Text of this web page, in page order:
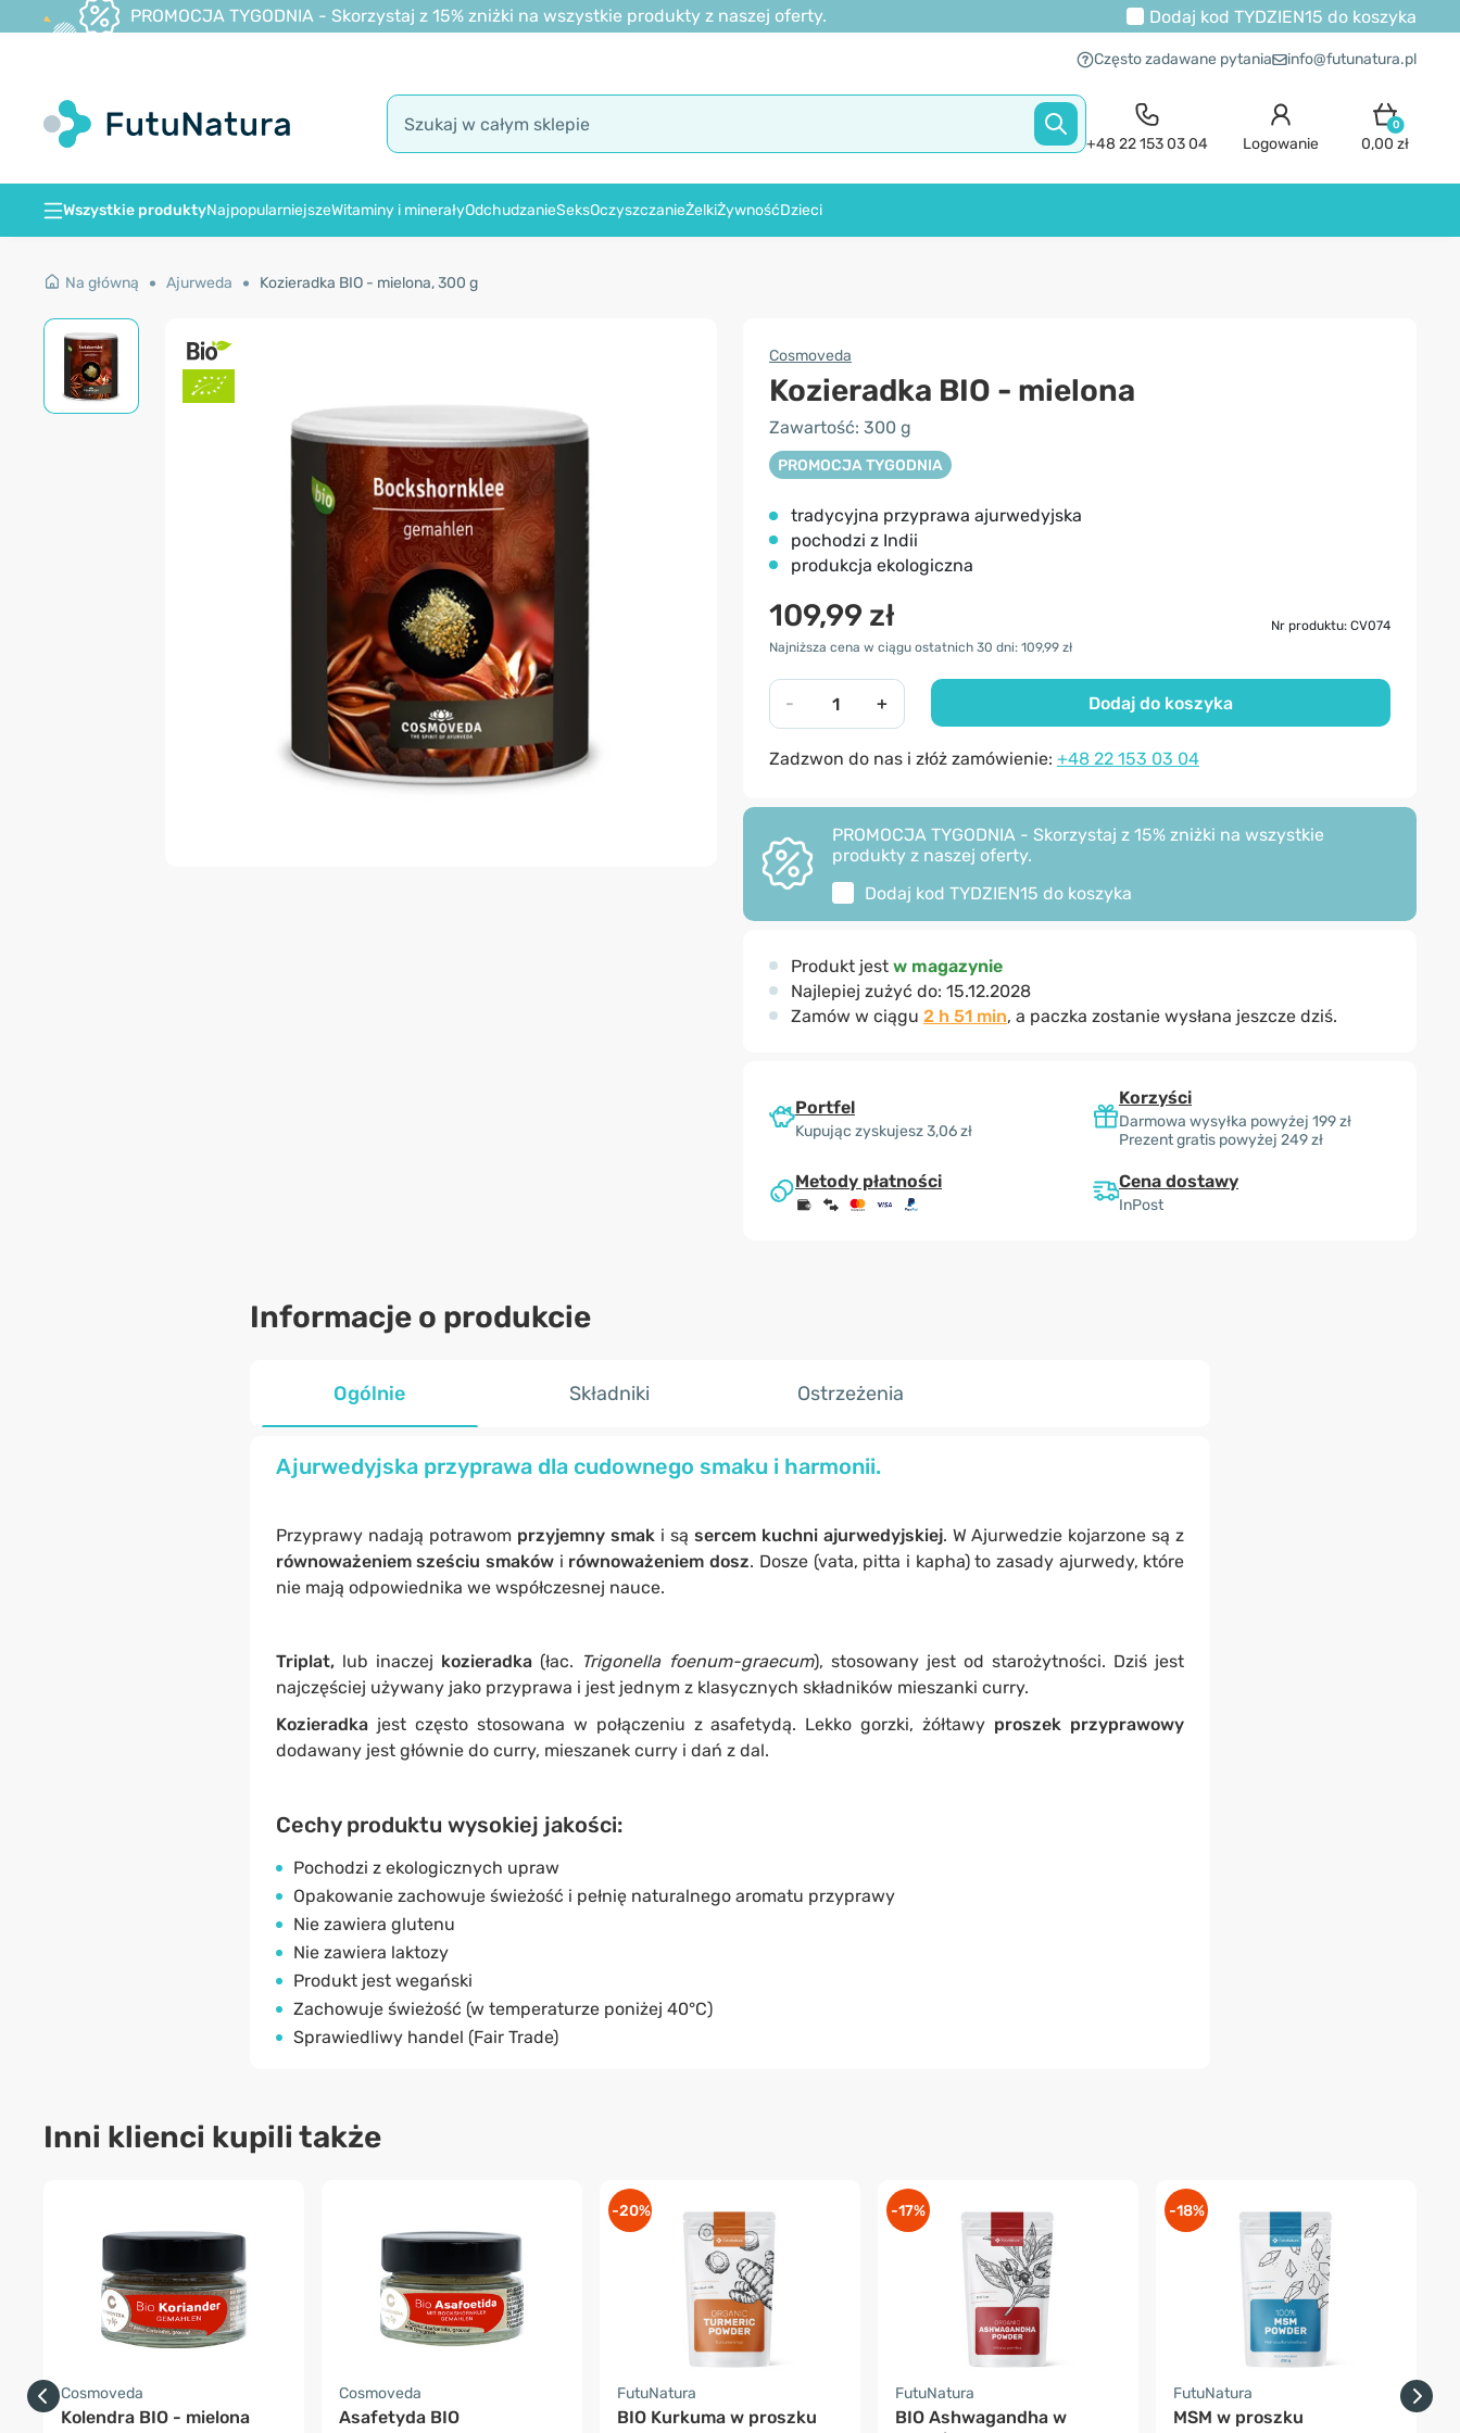
PROMOCJA TYGODNIA - Skorzystaj z 15% zniżki na wszystkie produkty z naszej oferty. Dodaj kod TYDZIEN15 do koszyka
Często zadawane pytania info@futunatura.pl
+48 22 153 03 04 Logowanie
0
0,00 zł
Wszystkie produktyNajpopularniejszeWitaminy i minerałyOdchudzanieSeksOczyszczanieŻelkiŻywnośćDzieci
Na główną Ajurweda Kozieradka BIO - mielona, 300 g
Cosmoveda
Kozieradka BIO - mielona
Zawartość: 300 g
PROMOCJA TYGODNIA
tradycyjna przyprawa ajurwedyjska
pochodzi z Indii
produkcja ekologiczna
109,99 zł
Nr produktu: CV074
Najniższa cena w ciągu ostatnich 30 dni: 109,99 zł
- + Dodaj do koszyka
Zadzwon do nas i złóż zamówienie: +48 22 153 03 04
PROMOCJA TYGODNIA - Skorzystaj z 15% zniżki na wszystkie
produkty z naszej oferty.
Dodaj kod TYDZIEN15 do koszyka
Produkt jest w magazynie
Najlepiej zużyć do: 15.12.2028
Zamów w ciągu 2 h 51 min, a paczka zostanie wysłana jeszcze dziś.
Portfel
Kupując zyskujesz 3,06 zł
Korzyści
Darmowa wysyłka powyżej 199 zł
Prezent gratis powyżej 249 zł
Metody płatności Cena dostawy
InPost
Informacje o produkcie
Ogólnie Składniki Ostrzeżenia
Ajurwedyjska przyprawa dla cudownego smaku i harmonii.
Przyprawy nadają potrawom przyjemny smaki są sercem kuchni ajurwedyjskiej. W Ajurwedzie kojarzone są z
równoważeniem sześciu smaków i równoważeniem dosz. Dosze (vata, pitta i kapha) to zasady ajurwedy, które
nie mają odpowiednika we współczesnej nauce.
Triplat, lub inaczej kozieradka (łac. Trigonella foenum-graecum), stosowany jest od starożytności. Dziś jest
najczęściej używany jako przyprawa i jest jednym z klasycznych składników mieszanki curry.
Kozieradkajest często stosowana w połączeniu z asafetydą. Lekko gorzki, żółtawy proszek przyprawowy
dodawany jest głównie do curry, mieszanek curry i dań z dal.
Cechy produktu wysokiej jakości:
Pochodzi z ekologicznych upraw
Opakowanie zachowuje świeżość i pełnię naturalnego aromatu przyprawy
Nie zawiera glutenu
Nie zawiera laktozy
Produkt jest wegański
Zachowuje świeżość (w temperaturze poniżej 40°C)
Sprawiedliwy handel (Fair Trade)
Inni klienci kupili także
Cosmoveda
Kolendra BIO - mielona
Cosmoveda
Asafetyda BIO
-20%
FutuNatura
BIO Kurkuma w proszku
-17%
FutuNatura
BIO Ashwagandha w
-18%
FutuNatura
MSM w proszku